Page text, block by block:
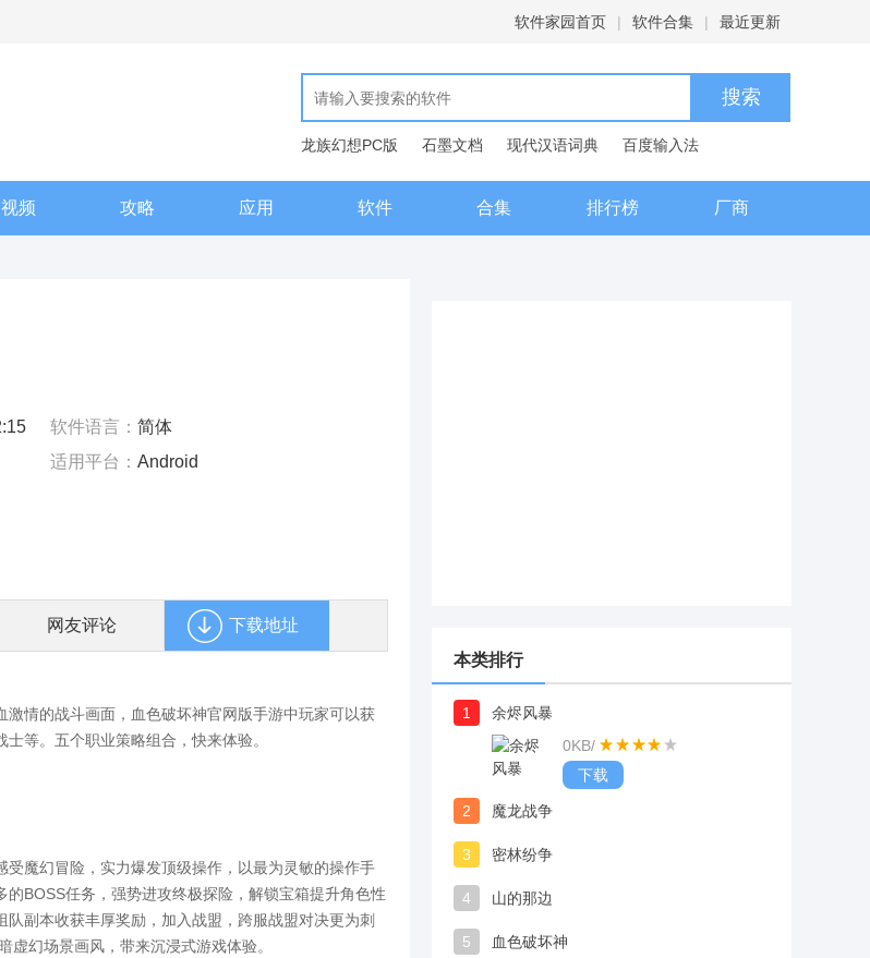
软件家园首页 | 软件合集 | 最近更新
龙族幻想PC版 石墨文档 现代汉语词典
百度输入法
天工编辑器
视频 攻略 应用 软件 合集 排行榜 厂商
软件语言： 简体
适用平台： Android
网友评论 下载地址
情的战斗画面，血色破坏神官网版手游中玩家可以获
等。五个职业策略组合，快来体验。
魔幻冒险，实力爆发顶级操作，以最为灵敏的操作手
BOSS任务，强势进攻终极探险，解锁宝箱提升角色性
副本收获丰厚奖励，加入战盟，跨服战盟对决更为刺
幻场景画风，带来沉浸式游戏体验。
本类排行
1
余烬风暴
0KB/
下载
2 魔龙战争
3 密林纷争
4 山的那边
5 血色破坏神